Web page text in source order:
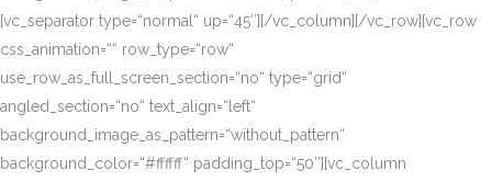
[vc_separator type=“normal“ up=“45″][/vc_column][/vc_row][vc_row
css_animation=““ row_type=“row“
use_row_as_full_screen_section=“no“ type=“grid“
angled_section=“no“ text_align=“left“
background_image_as_pattern=“without_pattern“
background_color=“#ffffff“ padding_top=“50″][vc_column